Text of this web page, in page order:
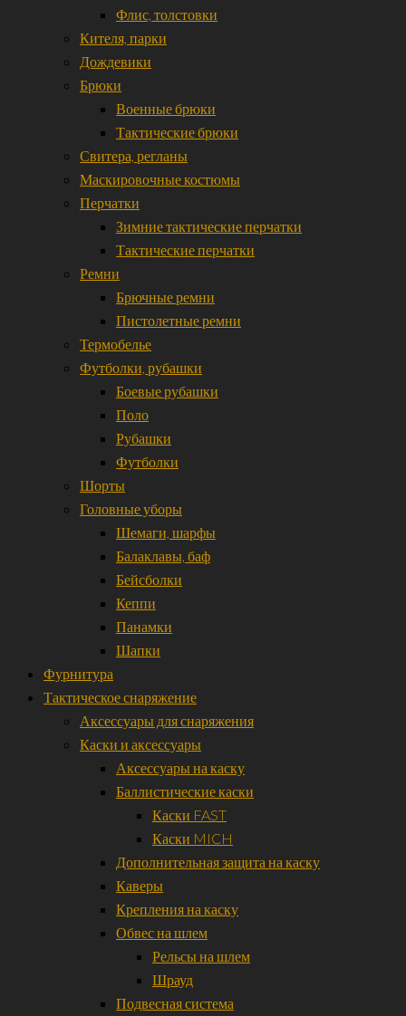
Флис, толстовки
Кителя, парки
Дождевики
Брюки
Военные брюки
Тактические брюки
Свитера, регланы
Маскировочные костюмы
Перчатки
Зимние тактические перчатки
Тактические перчатки
Ремни
Брючные ремни
Пистолетные ремни
Термобелье
Футболки, рубашки
Боевые рубашки
Поло
Рубашки
Футболки
Шорты
Головные уборы
Шемаги, шарфы
Балаклавы, баф
Бейсболки
Кеппи
Панамки
Шапки
Фурнитура
Тактическое снаряжение
Аксессуары для снаряжения
Каски и аксессуары
Аксессуары на каску
Баллистические каски
Каски FAST
Каски MICH
Дополнительная защита на каску
Каверы
Крепления на каску
Обвес на шлем
Рельсы на шлем
Шрауд
Подвесная система